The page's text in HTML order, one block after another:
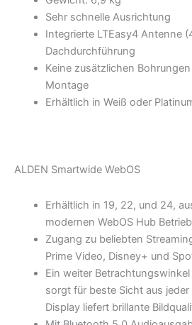
Sehr schnelle Ausrichtung
Integrierte LTEasy4 Antenne
Dachdurchführung
Keine zusätzlichen
Montage
Erhältlich in Weiß oder
ALDEN Smartwide WebOS
Erhältlich in 19, 22, und 24,
modernen WebOS Hub
Zugang zu beliebten
Prime Video, Disney+ und
Ein weiter
sorgt für beste Sicht aus
Display liefert brillante